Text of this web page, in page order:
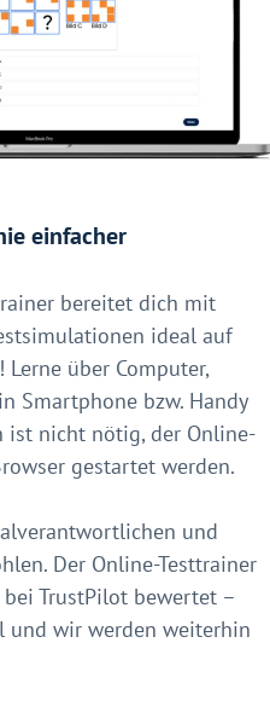
einfacher
bereitet dich mit
ideal auf
über Computer,
Smartphone bzw. Handy
ist nicht nötig, der Online-
gestartet werden.
und
Der Online-Testtrainer
TrustPilot bewertet –
und wir werden weiterhin